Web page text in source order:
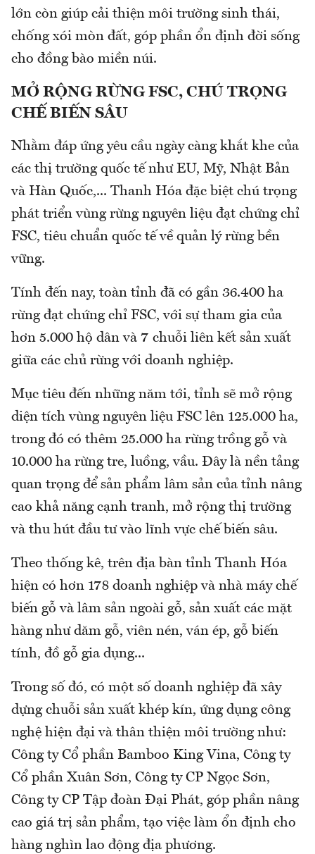
lớn còn giúp cải thiện môi trường sinh thái,
chống xói mòn đất, góp phần ổn định đời sống
cho đồng bào miền núi.
MỞ RỘNG RỪNG FSC, CHÚ TRỌNG
CHẾ BIẾN SÂU
Nhằm đáp ứng yêu cầu ngày càng khắt khe của
các thị trường quốc tế như EU, Mỹ, Nhật Bản
và Hàn Quốc,... Thanh Hóa đặc biệt chú trọng
phát triển vùng rừng nguyên liệu đạt chứng chỉ
FSC, tiêu chuẩn quốc tế về quản lý rừng bền
vững.
Tính đến nay, toàn tỉnh đã có gần 36.400 ha
rừng đạt chứng chỉ FSC, với sự tham gia của
hơn 5.000 hộ dân và 7 chuỗi liên kết sản xuất
giữa các chủ rừng với doanh nghiệp.
Mục tiêu đến những năm tới, tỉnh sẽ mở rộng
diện tích vùng nguyên liệu FSC lên 125.000 ha,
trong đó có thêm 25.000 ha rừng trồng gỗ và
10.000 ha rừng tre, luồng, vầu. Đây là nền tảng
quan trọng để sản phẩm lâm sản của tỉnh nâng
cao khả năng cạnh tranh, mở rộng thị trường
và thu hút đầu tư vào lĩnh vực chế biến sâu.
Theo thống kê, trên địa bàn tỉnh Thanh Hóa
hiện có hơn 178 doanh nghiệp và nhà máy chế
biến gỗ và lâm sản ngoài gỗ, sản xuất các mặt
hàng như dăm gỗ, viên nén, ván ép, gỗ biến
tính, đồ gỗ gia dụng...
Trong số đó, có một số doanh nghiệp đã xây
dựng chuỗi sản xuất khép kín, ứng dụng công
nghệ hiện đại và thân thiện môi trường như:
Công ty Cổ phần Bamboo King Vina, Công ty
Cổ phần Xuân Sơn, Công ty CP Ngọc Sơn,
Công ty CP Tập đoàn Đại Phát, góp phần nâng
cao giá trị sản phẩm, tạo việc làm ổn định cho
hàng nghìn lao động địa phương.